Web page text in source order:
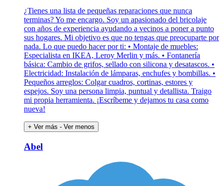
¿Tienes una lista de pequeñas reparaciones que nunca
terminas? Yo me encargo. Soy un apasionado del bricolaje
con años de experiencia ayudando a vecinos a poner a punto
sus hogares. Mi objetivo es que no tengas que preocuparte por
nada. Lo que puedo hacer por ti: • Montaje de muebles:
Especialista en IKEA, Leroy Merlin y más. • Fontanería
básica: Cambio de grifos, sellado con silicona y desatascos. •
Electricidad: Instalación de lámparas, enchufes y bombillas. •
Pequeños arreglos: Colgar cuadros, cortinas, estores y
espejos. Soy una persona limpia, puntual y detallista. Traigo
mi propia herramienta. ¡Escríbeme y dejamos tu casa como
nueva!
+ Ver más - Ver menos
Abel